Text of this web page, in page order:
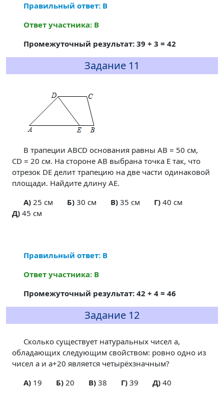
Правильный ответ: В
Ответ участника: В
Промежуточный результат: 39 + 3 = 42
Задание 11
В трапеции ABCD основания равны AB = 50 см,
CD = 20 см. На стороне AB выбрана точка E так, что
отрезок DE делит трапецию на две части одинаковой
площади. Найдите длину AE.
A)25 см Б)30 см В)35 см Г)40 см
Д) 45 см
Правильный ответ: В
Ответ участника: В
Промежуточный результат: 42 + 4 = 46
Задание 12
Сколько существует натуральных чисел a,
обладающих следующим свойством: ровно одно из
чисел a и a+20 является четырёхзначным?
A)19 Б)20 В)38 Г)39 Д)40